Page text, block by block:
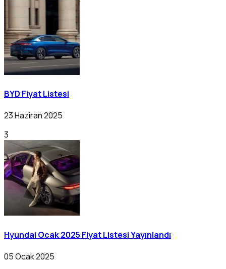
BYD Fiyat Listesi
23 Haziran 2025
3
Hyundai Ocak 2025 Fiyat Listesi Yayınlandı
05 Ocak 2025